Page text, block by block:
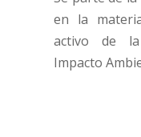
en la
activo de la
Impacto